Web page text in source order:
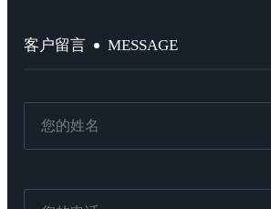
客户留言 MESSAGE